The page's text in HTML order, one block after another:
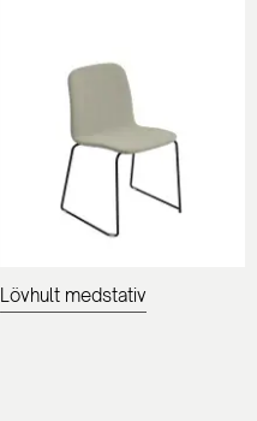
Lövhult medstativ